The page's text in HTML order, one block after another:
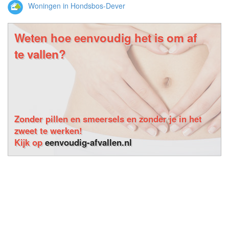
Woningen in Hondsbos-Dever
Weten hoe eenvoudig het is om af
te vallen?
Zonder pillen en smeersels en zonder je in het
zweet te werken!
Kijk opeenvoudig-afvallen.nl